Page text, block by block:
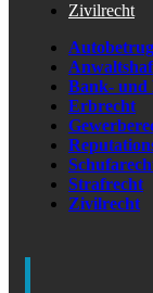
Zivilrecht
Bank- und
Erbrecht
Strafrecht
Zivilrecht